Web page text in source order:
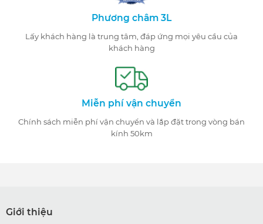
Phương châm 3L
Lấy khách hàng là trung tâm, đáp ứng mọi yêu cầu của
khách hàng
Miễn phí vận chuyển
Chính sách miễn phí vận chuyển và lắp đặt trong vòng bán
kính 50km
Giới thiệu